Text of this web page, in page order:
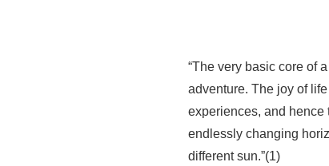
“The very basic core of
adventure. The joy of
experiences, and hence
endlessly changing
different sun.”(1)